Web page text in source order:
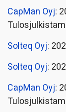
CapMan Oyj:
Solteq Oyj:
Solteq Oyj:
CapMan Oyj: